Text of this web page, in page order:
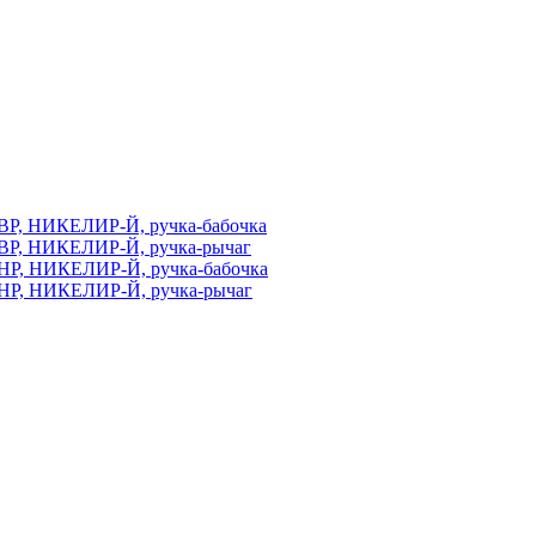
НИКЕЛИР-Й, ручка-бабочка
НИКЕЛИР-Й, ручка-рычаг
НИКЕЛИР-Й, ручка-бабочка
НИКЕЛИР-Й, ручка-рычаг